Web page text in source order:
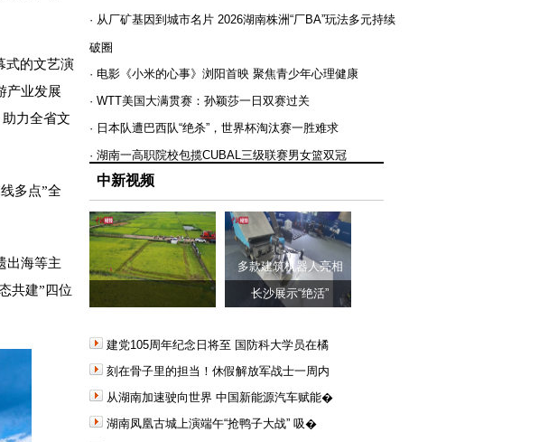
式的文艺演
产业发展
力全省文
多点”全
出海等主
共建”四位
· 从厂矿基因到城市名片 2026湖南株洲“厂BA”玩法多元持续
破圈
· 电影《小米的心事》浏阳首映 聚焦青少年心理健康
· WTT美国大满贯赛：孙颖莎一日双赛过关
· 日本队遭巴西队“绝杀”，世界杯淘汰赛一胜难求
· 湖南一高职院校包揽CUBAL三级联赛男女篮双冠
中新视频
多款建筑机器人亮相
长沙展示“绝活”
建党105周年纪念日将至 国防科大学员在橘
刻在骨子里的担当！休假解放军战士一周内
从湖南加速驶向世界 中国新能源汽车赋能�
湖南凤凰古城上演端午“抢鸭子大战” 吸�